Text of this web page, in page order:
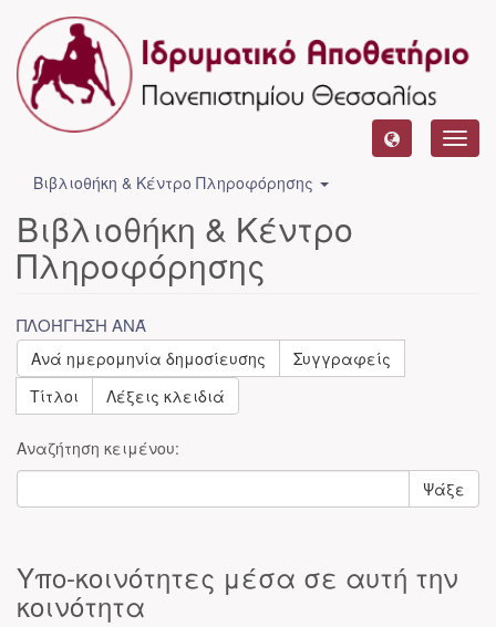
Βιβλιοθήκη & Κέντρο Πληροφόρησης
Βιβλιοθήκη & Κέντρο
Πληροφόρησης
ΠΛΟΉΓΗΣΗ ΑΝΆ
Ανά ημερομηνία δημοσίευσης
Συγγραφείς
Τίτλοι
Λέξεις κλειδιά
Αναζήτηση κειμένου:
Ψάξε
Υπο-κοινότητες μέσα σε αυτή την
κοινότητα